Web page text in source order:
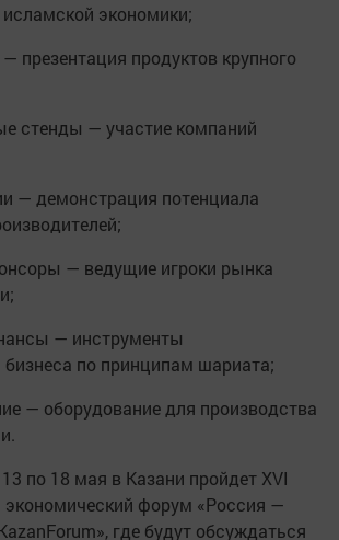
экономики;
презентация продуктов крупного
стенды — участие компаний
— демонстрация потенциала
— ведущие игроки рынка
— инструменты
по принципам шариата;
— оборудование для производства
по 18 мая в Казани пройдет XVI
форум «Россия —
где будут обсуждаться